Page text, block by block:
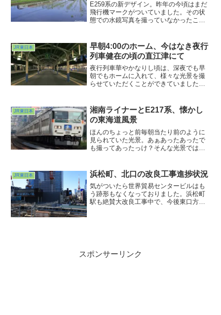
E259系の新デザイン。昨年の今頃はまだ
飛行機マークがついていました。その状
態での水鏡写真を撮っていなかったこと
翼は無いよりあった方がいい。翼を剥が
されたのはこの車両ではなく自分なのか
もしれませんな・・・ははは。さて、取
り返すぞ。
JR東日本
早朝4:00のホーム、今はなき夜行
列車健在の頃の直江津にて
夜行列車華やかなりし頃は、深夜でも早
朝でもホームに入れて、様々な光景を撮
らせていただくことができていました。
JR東日本
湘南ライナーとE217系、懐かし
の東海道風景
ほんのちょっと前毎朝当たり前のように
見られていた光景。あぁあったあったで
も撮ってあったっけ？そんな光景ではな
りに行った時この後に続く湘南ライナー
がことごとく貨物線経...
JR東日本 浜松町、北口の改良工事進捗状況
気がついたら世界貿易センタービルはも
う跡形もなくなっておりました。浜松町
駅も絶賛大改良工事中で、今後東口方面
した。
スポンサーリンク